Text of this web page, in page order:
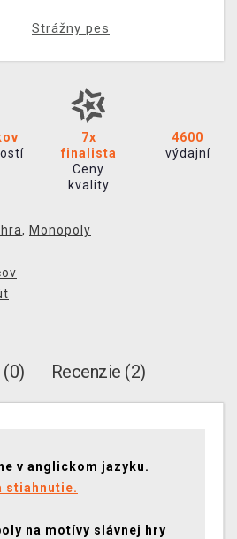
Strážny pes
7x
finalista
Ceny
kvality
4600
výdajní
, Monopoly
(0) Recenzie (2)
v anglickom jazyku.
stiahnutie.
na motívy slávnej hry